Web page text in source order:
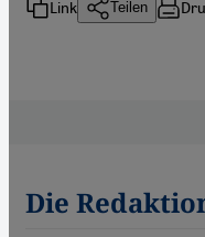
Link Teilen
Die